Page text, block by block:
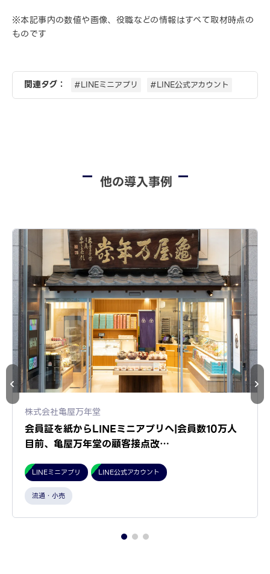
※本記事内の数値や画像、役職などの情報はすべて取材時点の
ものです
関連タグ： #LINEミニアプリ #LINE公式アカウント
他の導入事例
株式会社亀屋万年堂
会員証を紙からLINEミニアプリへ|会員数10万人
目前、亀屋万年堂の顧客接点改…
LINEミニアプリ LINE公式アカウント
流通・小売